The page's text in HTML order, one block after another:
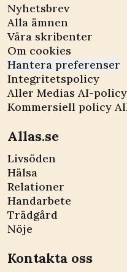
Nyhetsbrev
Alla ämnen
Våra skribenter
Om cookies
Hantera preferenser
Integritetspolicy
Aller Medias AI-policy
Kommersiell policy
Allas.se
Livsöden
Hälsa
Relationer
Handarbete
Trädgård
Nöje
Kontakta oss